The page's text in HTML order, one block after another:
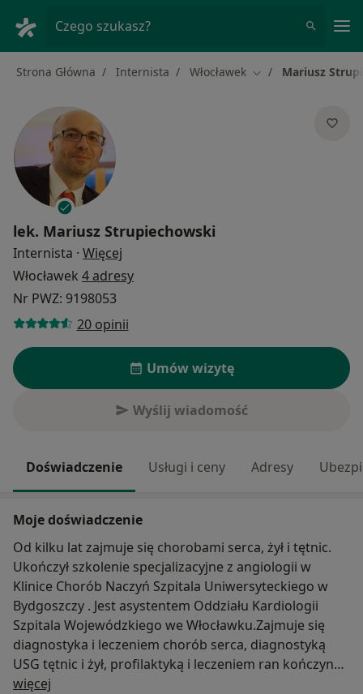
Czego szukasz?
Strona Główna Internista Włocławek Zmień miasto
Mariusz
lek. Mariusz Strupiechowski
Internista · Więcej
Włocławek 4 adresy
Nr PWZ: 9198053
20 opinii
Umów wizytę
Wyślij wiadomość
Doświadczenie Usługi i ceny Adresy
Moje doświadczenie
Od kilku lat zajmuje się chorobami serca, żył i tętnic.
Ukończył szkolenie specjalizacyjne z angiologii w
Klinice Chorób Naczyń Szpitala Uniwersyteckiego w
Bydgoszczy . Jest asystentem Oddziału Kardiologii
Szpitala Wojewódzkiego we Włocławku.Zajmuje się
diagnostyka i leczeniem chorób serca, diagnostyką
USG tętnic i żył, profilaktyką i leczeniem ran kończyn
dolnych i obrzęków limfatycznych
więcej